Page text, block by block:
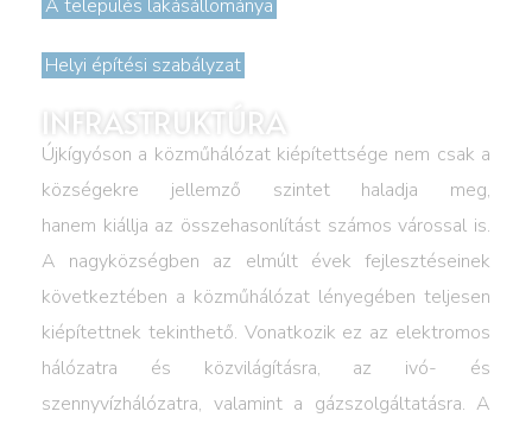
A település lakásállománya
Helyi építési szabályzat
INFRASTRUKTÚRA
Újkígyóson a közműhálózat kiépítettsége nem csak a
községekre jellemző szintet haladja meg,
hanem kiállja az összehasonlítást számos várossal is.
A nagyközségben az elmúlt évek fejlesztéseinek
következtében a közműhálózat lényegében teljesen
kiépítettnek tekinthető. Vonatkozik ez az elektromos
hálózatra és közvilágításra, az ivó- és
szennyvízhálózatra, valamint a gázszolgáltatásra. A